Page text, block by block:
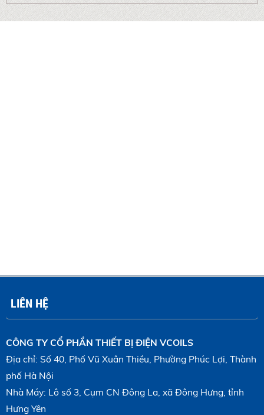
LIÊN HỆ
CÔNG TY CỔ PHẦN THIẾT BỊ ĐIỆN VCOILS
Địa chỉ: Số 40, Phố Vũ Xuân Thiều, Phường Phúc Lợi, Thành
phố Hà Nội
Nhà Máy: Lô số 3, Cụm CN Đông La, xã Đông Hưng, tỉnh
Hưng Yên